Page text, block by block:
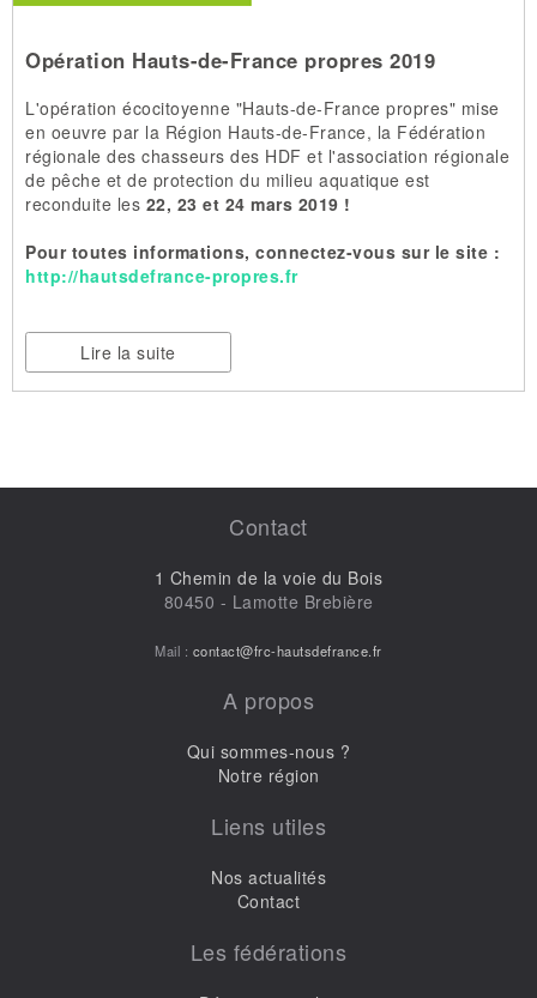
Opération Hauts-de-France propres 2019
L'opération écocitoyenne "Hauts-de-France propres" mise
en oeuvre par la Région Hauts-de-France, la Fédération
régionale des chasseurs des HDF et l'association régionale
de pêche et de protection du milieu aquatique est
reconduite les 22, 23 et 24 mars 2019 !
Pour toutes informations, connectez-vous sur le site :
http://hautsdefrance-propres.fr
Lire la suite
Contact
1 Chemin de la voie du Bois
80450 - Lamotte Brebière
Mail : contact@frc-hautsdefrance.fr
A propos
Qui sommes-nous ?
Notre région
Liens utiles
Nos actualités
Contact
Les fédérations